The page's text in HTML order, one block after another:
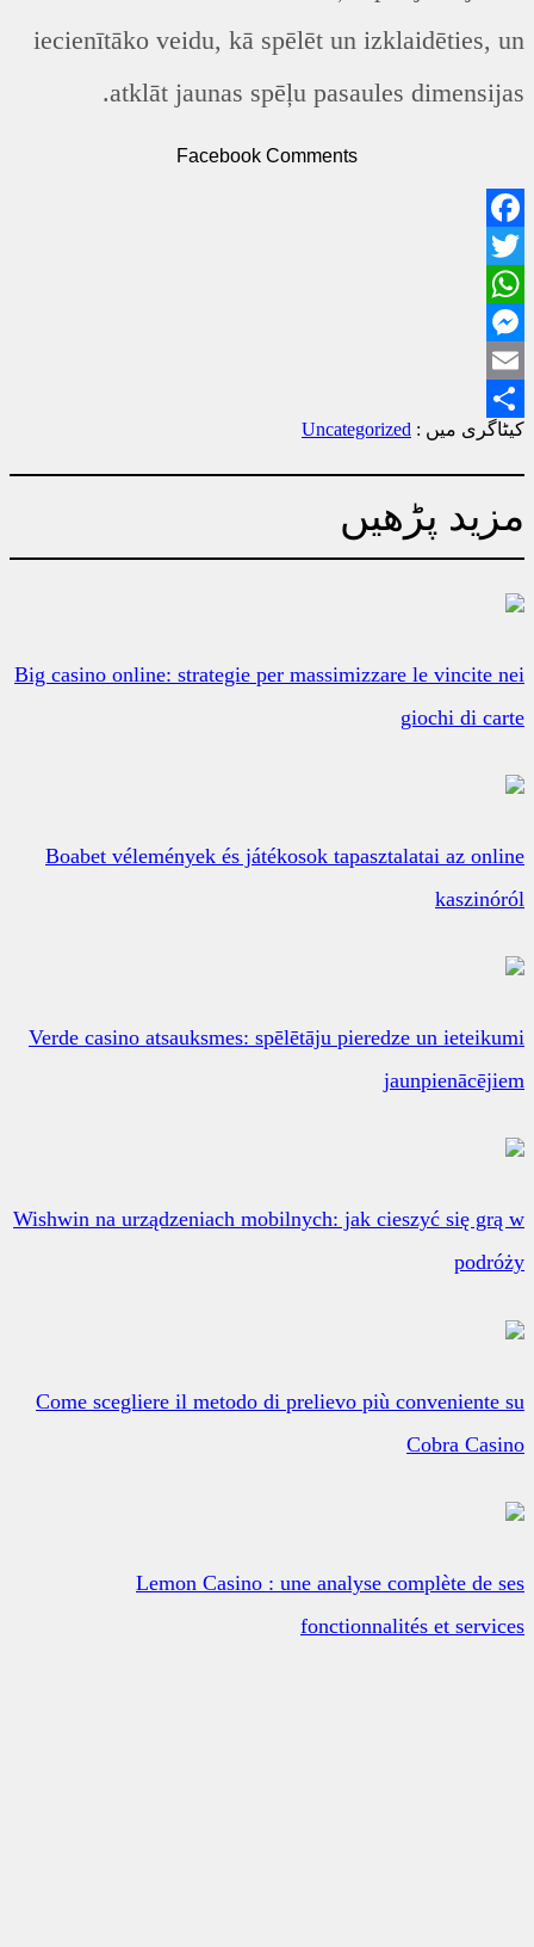
iecienītāko veidu, kā spēlēt un izklaidēties, un
atklāt jaunas spēļu pasaules dimensijas.
Facebook Comments
Facebook
Twitter
WhatsApp
Messenger
Email
Share
کیٹاگری میں : Uncategorized
مزید پڑھیں
Big casino online: strategie per massimizzare le vincite nei
giochi di carte
Boabet vélemények és játékosok tapasztalatai az online
kaszinóról
Verde casino atsauksmes: spēlētāju pieredze un ieteikumi
jaunpienācējiem
Wishwin na urządzeniach mobilnych: jak cieszyć się grą w
podróży
Come scegliere il metodo di prelievo più conveniente su
Cobra Casino
Lemon Casino : une analyse complète de ses
fonctionnalités et services